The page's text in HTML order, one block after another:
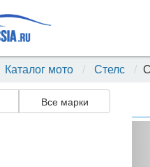
Каталог мото Стелс
Все марки